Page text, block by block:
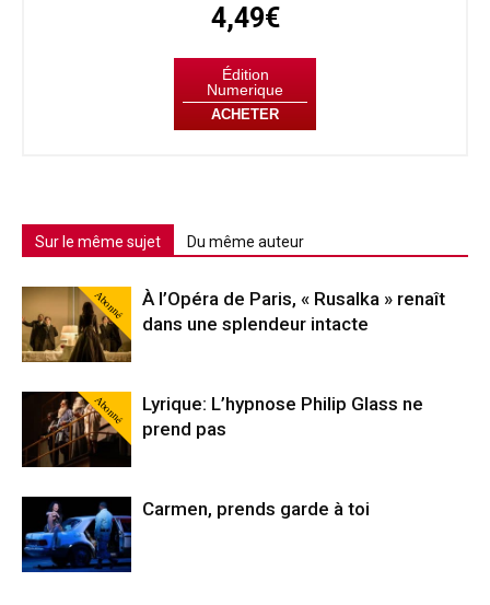
4,49€
Édition
Numerique
ACHETER
Sur le même sujet Du même auteur
Abonné
À l’Opéra de Paris, « Rusalka » renaît
dans une splendeur intacte
Abonné
Lyrique: L’hypnose Philip Glass ne
prend pas
Carmen, prends garde à toi